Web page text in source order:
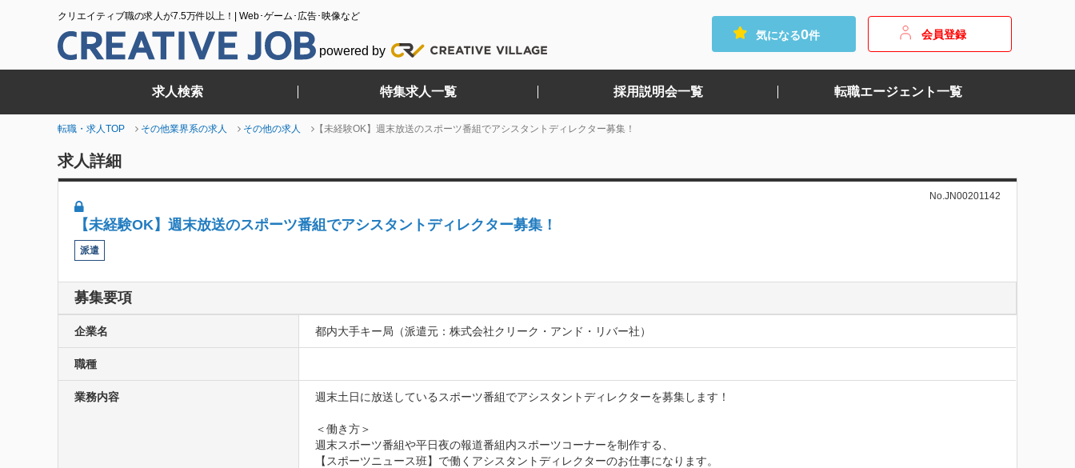
クリエイティブ職の求人が7.5万件以上！| Web･ゲーム･広告･映像など
powered by
気になる0件 会員登録
求人検索 特集求人一覧 採用説明会一覧 転職エージェント一覧
転職・求人TOP その他業界系の求人 その他の求人 【未経験OK】週末放送のスポーツ番組でアシスタントディレクター募集！
求人詳細
【未経験OK】週末放送のスポーツ番組でアシスタントディレクター募集！
No.JN00201142
派遣
募集要項
企業名 都内大手キー局（派遣元：株式会社クリーク・アンド・リバー社）
職種
業務内容 週末土日に放送しているスポーツ番組でアシスタントディレクターを募集します！
＜働き方＞
週末スポーツ番組や平日夜の報道番組内スポーツコーナーを制作する、
【スポーツニュース班】で働くアシスタントディレクターのお仕事になります。